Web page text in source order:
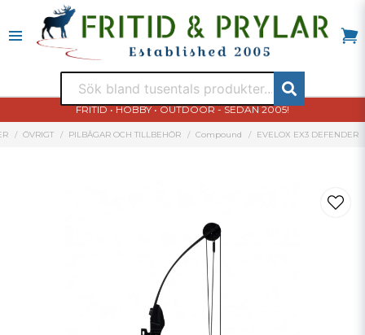
FRITID • HOBBY • OUTDOOR - SEDAN 2005!
ÖVRIGT PILBÅGAR OCH TILLBEHÖR Compound EVELOX EX3 DEFENDER